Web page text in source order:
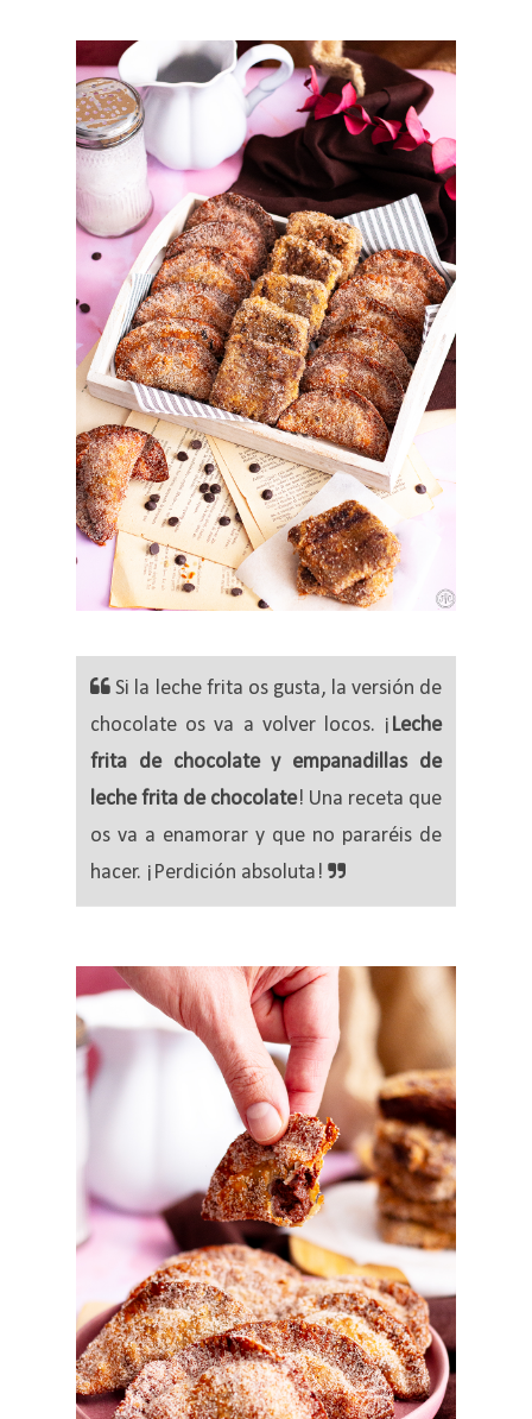
Si la leche frita os gusta, la versión de
chocolate os va a volver locos. ¡ Leche
frita de chocolate y empanadillas de
leche frita de chocolate! Una receta que
os va a enamorar y que no pararéis de
hacer. ¡Perdición absoluta!